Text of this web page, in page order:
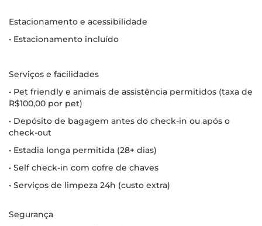
Estacionamento e acessibilidade
• Estacionamento incluído
Serviços e facilidades
• Pet friendly e animais de assistência permitidos (taxa de
R$100,00 por pet)
• Depósito de bagagem antes do check-in ou após o
check-out
• Estadia longa permitida (28+ dias)
• Self check-in com cofre de chaves
• Serviços de limpeza 24h (custo extra)
Segurança